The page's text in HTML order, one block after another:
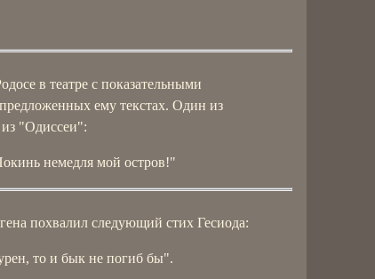
в театре с показательными
ему текстах. Один из
"Одиссеи":
немедля мой остров!"
похвалил следующий стих Гесиода:
то и бык не погиб бы".